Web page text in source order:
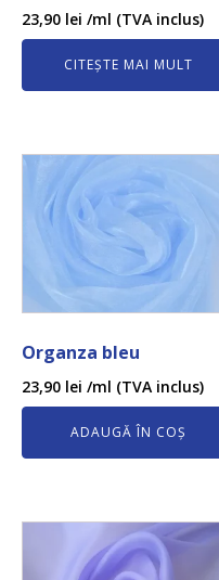
23,90 lei /ml (TVA inclus)
CITEȘTE MAI MULT
Organza bleu
23,90 lei /ml (TVA inclus)
ADAUGĂ ÎN COȘ